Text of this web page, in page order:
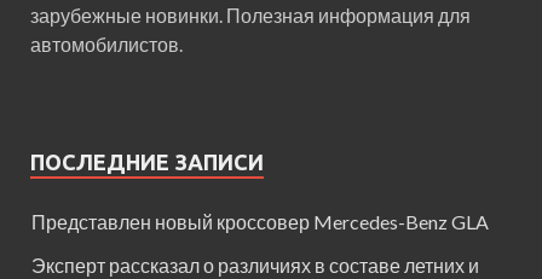
зарубежные новинки. Полезная информация для
автомобилистов.
ПОСЛЕДНИЕ ЗАПИСИ
Представлен новый кроссовер Mercedes-Benz GLA
Эксперт рассказал о различиях в составе летних и